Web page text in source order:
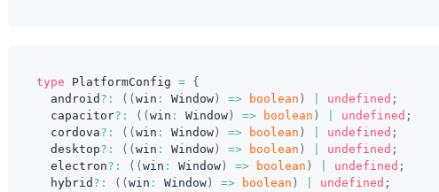
type PlatformConfig =
{
  android
? : ( ( win : Window) => boolean ) undefined ;
  capacitor
? : ( ( win : Window) => boolean ) undefined ;
  cordova
? : ( ( win : Window) => boolean ) undefined ;
  desktop
? : ( ( win : Window) => boolean ) undefined ;
  electron
? : ( ( win : Window) => boolean ) undefined ;
  hybrid
? : ( ( win : Window) => boolean ) undefined ;